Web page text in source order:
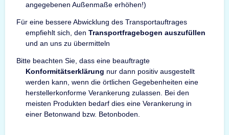
angegebenen Außenmaße erhöhen!)
Für eine bessere Abwicklung des Transportauftrages
empfiehlt sich, den Transportfragebogen auszufüllen
und an uns zu übermitteln
Bitte beachten Sie, dass eine beauftragte
Konformitätserklärung nur dann positiv ausgestellt
werden kann, wenn die örtlichen Gegebenheiten eine
herstellerkonforme Verankerung zulassen. Bei den
meisten Produkten bedarf dies eine Verankerung in
einer Betonwand bzw. Betonboden.